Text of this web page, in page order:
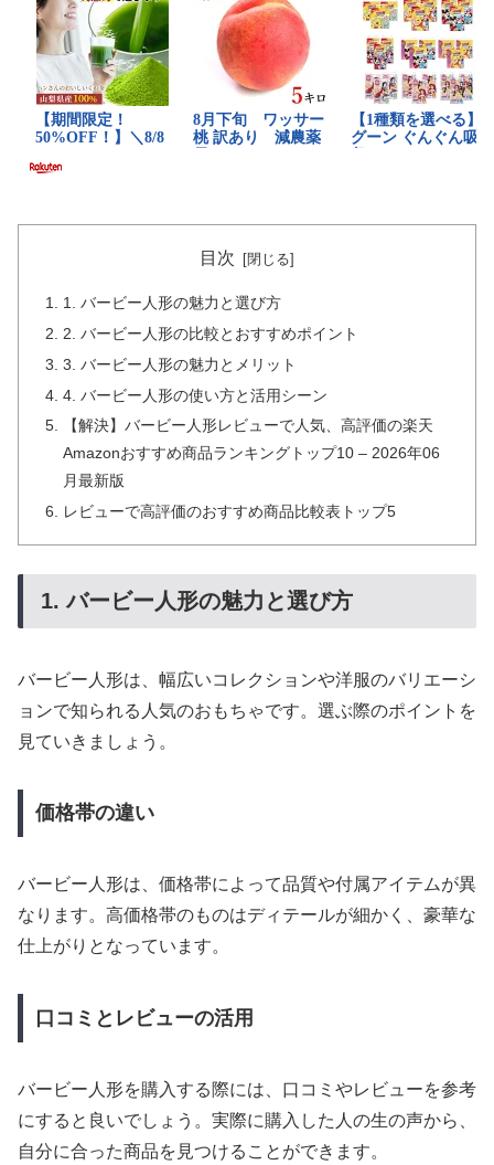
目次
1. バービー人形の魅力と選び方
2. バービー人形の比較とおすすめポイント
3. バービー人形の魅力とメリット
4. バービー人形の使い方と活用シーン
【解決】バービー人形レビューで人気、高評価の楽天
Amazonおすすめ商品ランキングトップ10 – 2026年06
月最新版
レビューで高評価のおすすめ商品比較表トップ5
1. バービー人形の魅力と選び方
バービー人形は、幅広いコレクションや洋服のバリエーシ
ョンで知られる人気のおもちゃです。選ぶ際のポイントを
見ていきましょう。
価格帯の違い
バービー人形は、価格帯によって品質や付属アイテムが異
なります。高価格帯のものはディテールが細かく、豪華な
仕上がりとなっています。
口コミとレビューの活用
バービー人形を購入する際には、口コミやレビューを参考
にすると良いでしょう。実際に購入した人の生の声から、
自分に合った商品を見つけることができます。